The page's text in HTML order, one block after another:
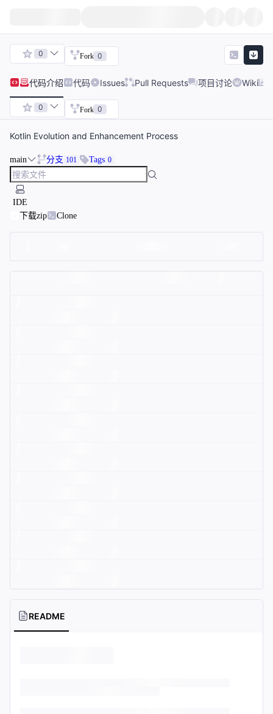
0 Fork 0
代码介绍 代码 Issues Pull Requests 项目讨论 Wiki
0 Fork 0
Kotlin Evolution and Enhancement Process
main 分支 101 Tags 0
IDE
下载zip
Clone
README